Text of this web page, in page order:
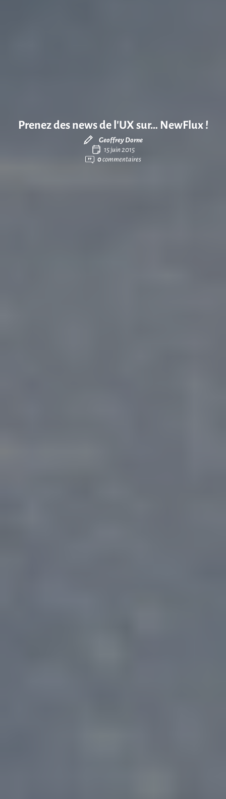
Prenez des news de l’UX sur… NewFlux !
Geoffrey Dorne
15 juin 2015
0commentaires